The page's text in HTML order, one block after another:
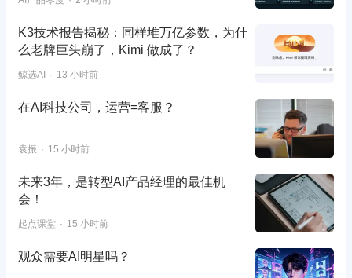
K3技术报告揭秘：同样堆万亿参数，为什
么老牌巨头崩了，Kimi 做成了？
鲸选AI 13 小时前
在AI科技公司，运营=客服？
袁振 15 小时前
未来3年，是转型AI产品经理的最佳机
会！
起点课堂 15 小时前
观众需要AI明星吗？